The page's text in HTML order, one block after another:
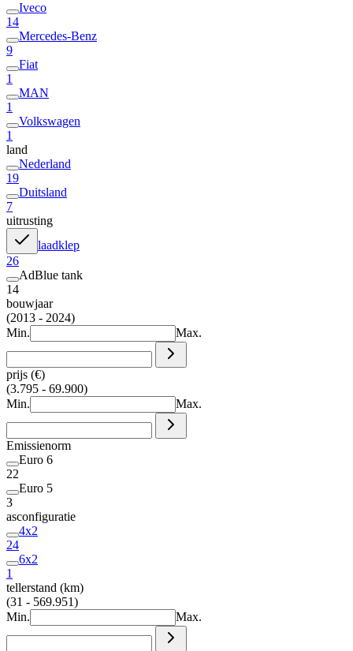
Iveco
14
Mercedes-Benz
9
Fiat
1
MAN
1
Volkswagen
1
land
Nederland
19
Duitsland
7
uitrusting
laadklep
26
AdBlue tank
14
bouwjaar
(2013 - 2024)
Min.
Max.
prijs (€)
(3.795 - 69.900)
Min.
Max.
Emissienorm
Euro 6
22
Euro 5
3
asconfiguratie
4x2
24
6x2
1
tellerstand (km)
(31 - 569.951)
Min.
Max.